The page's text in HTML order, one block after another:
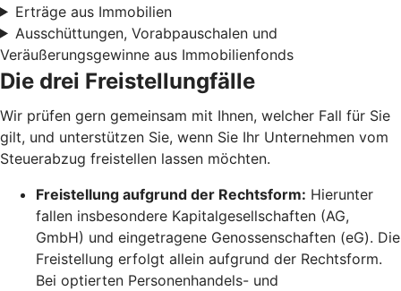
Erträge aus Immobilien
Ausschüttungen, Vorabpauschalen und
Veräußerungsgewinne aus Immobilienfonds
Die drei Freistellungfälle
Wir prüfen gern gemeinsam mit Ihnen, welcher Fall für Sie
gilt, und unterstützen Sie, wenn Sie Ihr Unternehmen vom
Steuerabzug freistellen lassen möchten.
Freistellung aufgrund der Rechtsform: Hierunter
fallen insbesondere Kapitalgesellschaften (AG,
GmbH) und eingetragene Genossenschaften (eG). Die
Freistellung erfolgt allein aufgrund der Rechtsform.
Bei optierten Personenhandels- und